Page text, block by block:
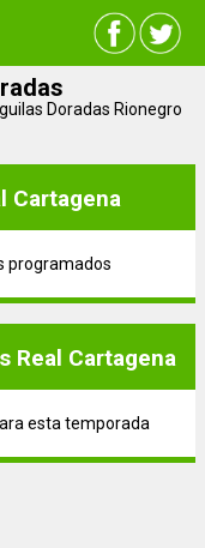
Doradas Rionegro
Cartagena
programados
Real Cartagena
esta temporada